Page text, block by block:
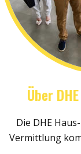
Über
Die DHE
Vermittlung